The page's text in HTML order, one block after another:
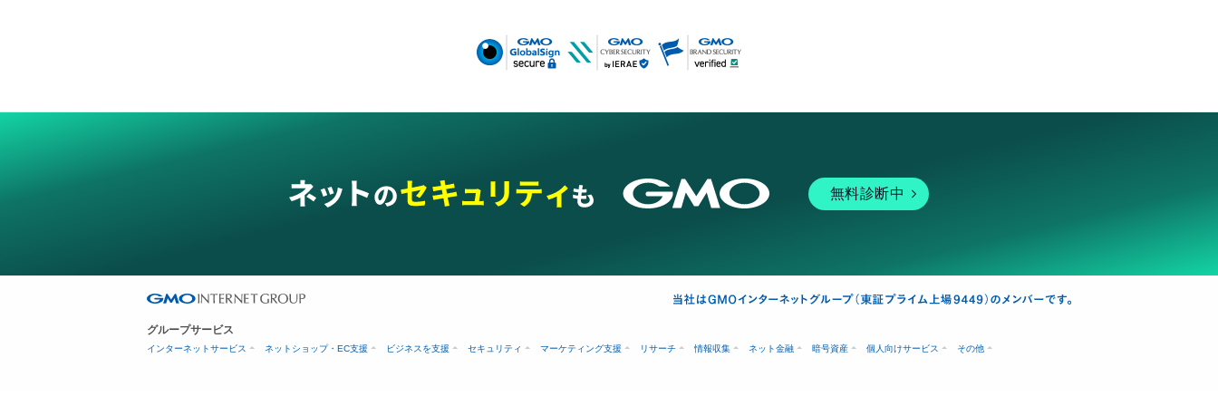
無料診断中
グループサービス
インターネットサービス ネットショップ・EC支援 ビジネスを支援 セキュリティ マーケティング支援 リサーチ 情報収集 ネット金融 暗号資産 個人向けサービス その他